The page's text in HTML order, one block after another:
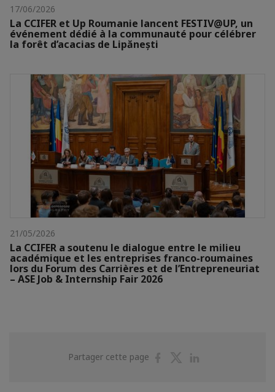
17/06/2026
La CCIFER et Up Roumanie lancent FESTIV@UP, un
événement dédié à la communauté pour célébrer
la forêt d’acacias de Lipănești
21/05/2026
La CCIFER a soutenu le dialogue entre le milieu
académique et les entreprises franco-roumaines
lors du Forum des Carrières et de l’Entrepreneuriat
– ASE Job & Internship Fair 2026
Partager cette page
PartagerPartager